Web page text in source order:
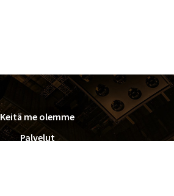
Keitä me olemme
Palvelut